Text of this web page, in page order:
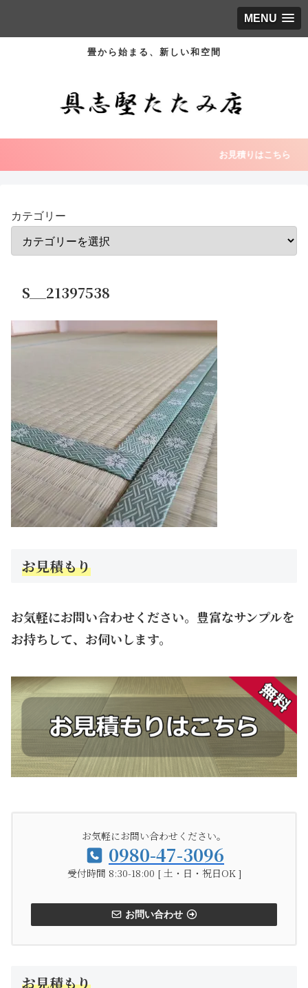
MENU
畳から始まる、新しい和空間
お見積りはこちら
カテゴリー
S__21397538
お見積もり
お気軽にお問い合わせください。豊富なサンプルを
お持ちして、お伺いします。
お気軽にお問い合わせください。
0980-47-3096
受付時間 8:30-18:00 [ 土・日・祝日OK ]
お問い合わせ
お見積もり